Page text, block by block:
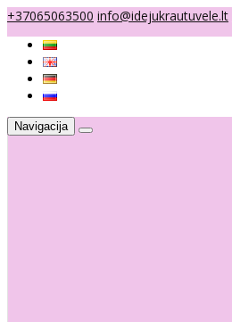
+37065063500 info@idejukrautuvele.lt
Navigacija